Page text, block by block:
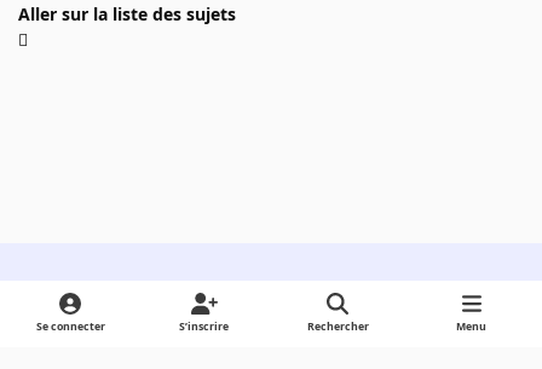
Aller sur la liste des sujets
Light ModeDark ModeSystem Preference
Se connecter S’inscrire Rechercher Menu